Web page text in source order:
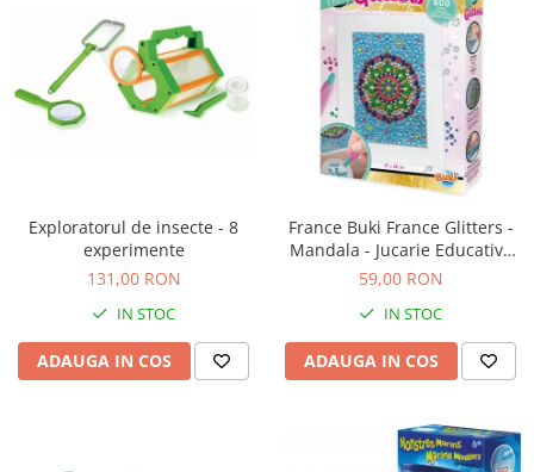
Jucarii de sortat
Jucarii muzicale bebelusi
Puzzle bebelusi
Exploratorul de insecte - 8
experimente
131,00 RON
IN STOC
ADAUGA IN COS
France Buki France Glitters -
Mandala - Jucarie Educativa
de inalta calitate pentru copii
59,00 RON
IN STOC
ADAUGA IN COS